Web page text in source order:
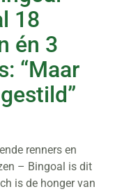
18
én 3
“Maar
renners en
– Bingoal is dit
is de honger van